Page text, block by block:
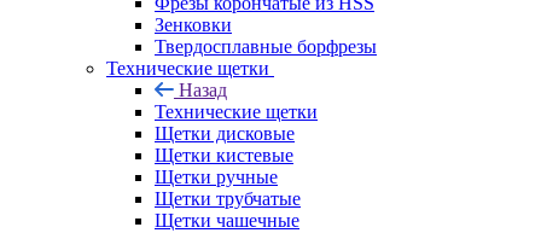
Зенковки
Твердосплавные борфрезы
Технические щетки
Назад
Технические щетки
Щетки дисковые
Щетки кистевые
Щетки ручные
Щетки трубчатые
Щетки чашечные